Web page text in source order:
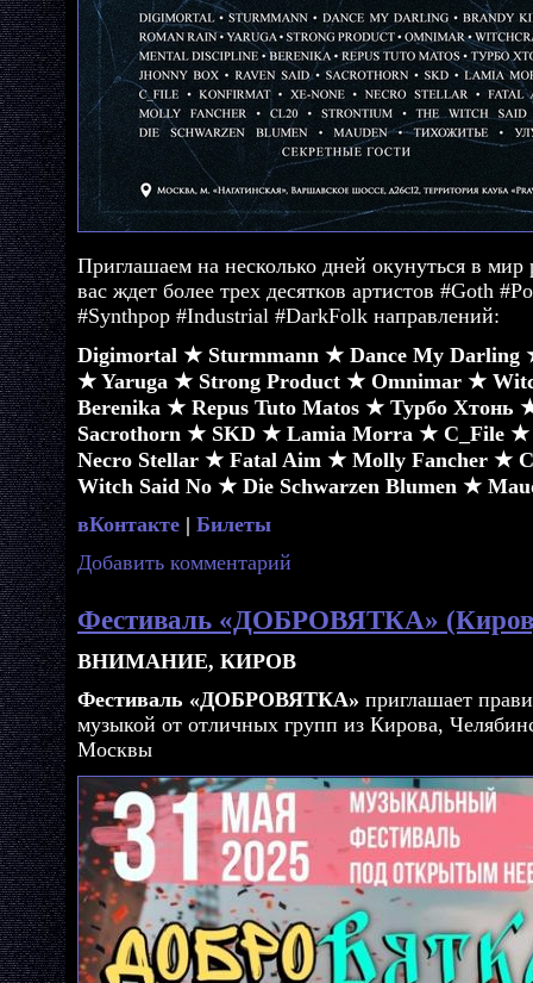
Приглашаем на несколько дней окунуться в
вас ждет более трех десятков артистов #Goth
#Synthpop #Industrial #DarkFolk направлений:
Digimortal ★ Sturmmann ★ Dance My
★ Yaruga ★ Strong Product ★ Omnimar ★
Berenika ★ Repus Tuto Matos ★ Турбо Хтонь
Sacrothorn ★ SKD ★ Lamia Morra ★ C_File
Necro Stellar ★ Fatal Aim ★ Molly Fancher ★
Witch Said No ★ Die Schwarzen Blumen ★
вКонтакте | Билеты
Добавить комментарий
Фестиваль «ДОБРОВЯТКА»
ВНИМАНИЕ, КИРОВ
Фестиваль «ДОБРОВЯТКА» приглашает
музыкой от отличных групп из Кирова,
Москвы